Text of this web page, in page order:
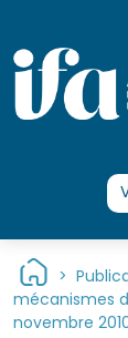
>
mécanismes
novembre